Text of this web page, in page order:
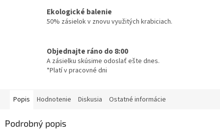
Ekologické balenie
50% zásielok v znovu využitých krabiciach.
Objednajte ráno do 8:00
A zásielku skúsime odoslať ešte dnes.
*Platí v pracovné dni
Popis Hodnotenie Diskusia Ostatné informácie
Podrobný popis